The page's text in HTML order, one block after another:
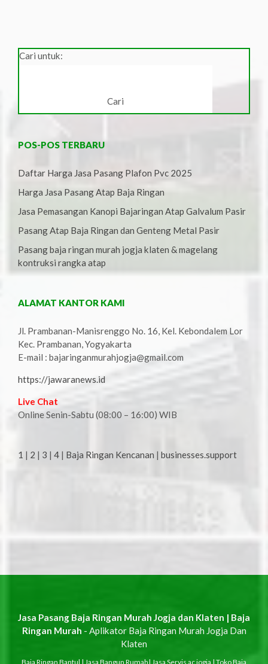
Cari untuk:
POS-POS TERBARU
Daftar Harga Jasa Pasang Plafon Pvc 2025
Harga Jasa Pasang Atap Baja Ringan
Jasa Pemasangan Kanopi Bajaringan Atap Galvalum Pasir
Pasang Atap Baja Ringan dan Genteng Metal Pasir
Pasang baja ringan murah jogja klaten & magelang
kontruksi rangka atap
ALAMAT KANTOR KAMI
Jl. Prambanan-Manisrenggo No. 16, Kel. Kebondalem Lor
Kec. Prambanan, Yogyakarta
E-mail : bajaringanmurahjogja@gmail.com
https://jawaranews.id
Live Chat
Online Senin-Sabtu (08:00 – 16:00) WIB
1 | 2 | 3 | 4 | Baja Ringan Kencanan | businesses.support
Jasa Pasang Baja Ringan Murah Jogja dan Klaten | Baja
Ringan Murah - Aplikator Baja Ringan Murah Jogja Dan
Klaten
Baja Ringan Bantul | Jasa Bangun Rumah| Jasa Servis ac jogja | Toko Baja